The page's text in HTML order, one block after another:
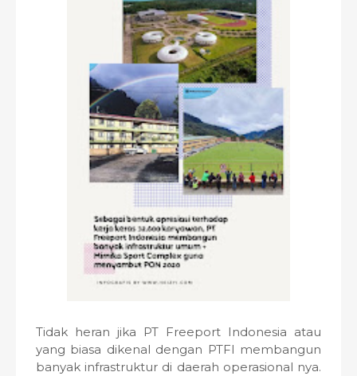
Tidak heran jika PT Freeport Indonesia atau
yang biasa dikenal dengan PTFI membangun
banyak infrastruktur di daerah operasional nya.